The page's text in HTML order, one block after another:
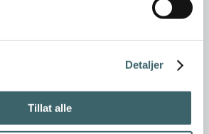
Detaljer
Tillat alle